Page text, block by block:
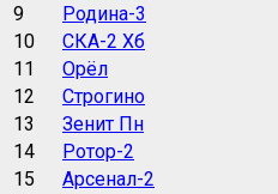
9
Родина-3
10
СКА-2 Хб
11
Орёл
12
Строгино
13
Зенит Пн
14
Ротор-2
15
Арсенал-2